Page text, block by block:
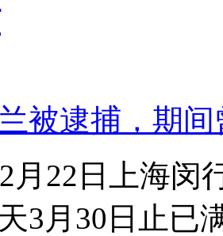
兰被逮捕，期
月22日上海
3月30日止已